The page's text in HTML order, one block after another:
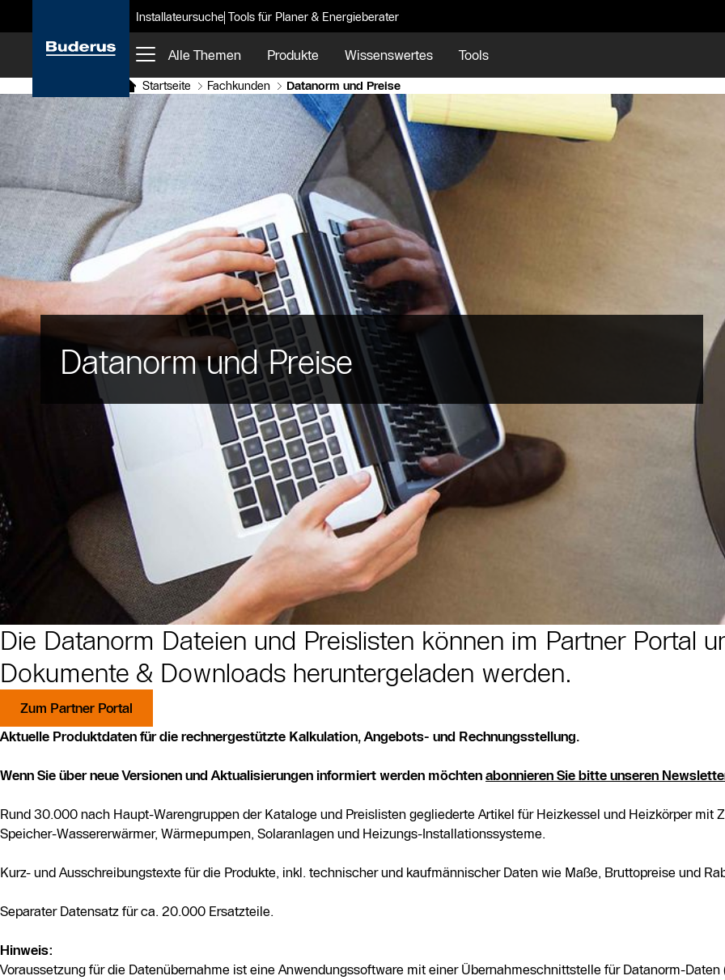
Installateursuche Tools für Planer & Energieberater
Alle Themen Produkte Wissenswertes Tools
Startseite Fachkunden Datanorm und Preise
Datanorm und Preise
Die Datanorm Dateien und Preislisten können im Partner Portal
Dokumente & Downloads heruntergeladen werden.
Zum Partner Portal
Aktuelle Produktdaten für die rechnergestützte Kalkulation, Angebots- und Rechnungsstellung.
Wenn Sie über neue Versionen und Aktualisierungen informiert werden möchten abonnieren Sie bitte unseren
Rund 30.000 nach Haupt-Warengruppen der Kataloge und Preislisten gegliederte Artikel für Heizkessel und Heizkörper mit
Speicher-Wassererwärmer, Wärmepumpen, Solaranlagen und Heizungs-Installationssysteme.
Kurz- und Ausschreibungstexte für die Produkte, inkl. technischer und kaufmännischer Daten wie Maße, Bruttopreise und
Separater Datensatz für ca. 20.000 Ersatzteile.
Hinweis:
Voraussetzung für die Datenübernahme ist eine Anwendungssoftware mit einer Übernahmeschnittstelle für Datanorm-Daten